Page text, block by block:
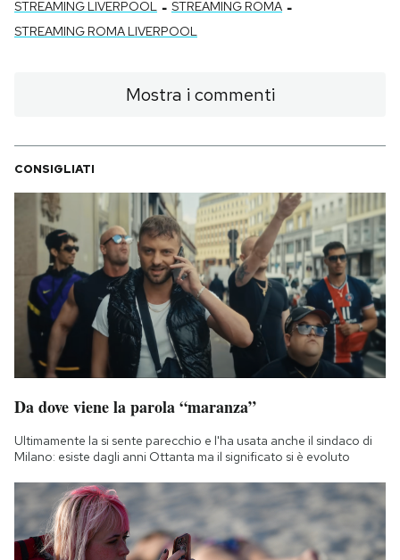
STREAMING LIVERPOOL - STREAMING ROMA -
STREAMING ROMA LIVERPOOL
Mostra i commenti
CONSIGLIATI
Da dove viene la parola “maranza”
Ultimamente la si sente parecchio e l'ha usata anche il sindaco di
Milano: esiste dagli anni Ottanta ma il significato si è evoluto